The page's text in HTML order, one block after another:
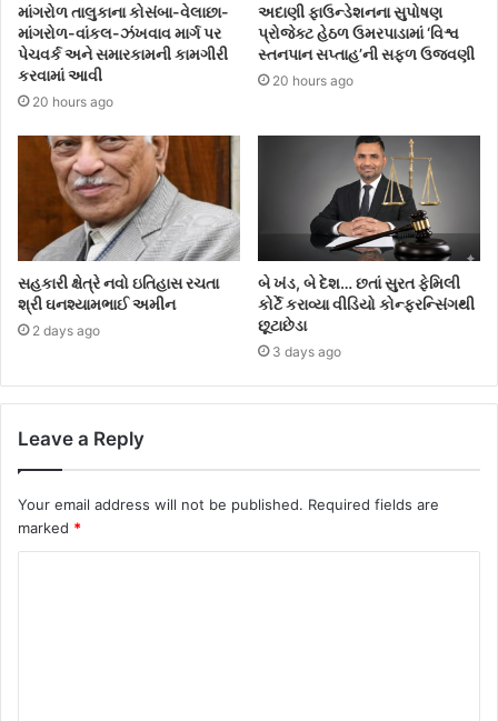
માંગરોળ તાલુકાના કોસંબા-વેલાછા-
માંગરોળ-વાંકલ-ઝંખવાવ માર્ગ પર
પેચવર્ક અને સમારકામની કામગીરી
કરવામાં આવી
20 hours ago
અદાણી ફાઉન્ડેશનના સુપોષણ
પ્રોજેક્ટ હેઠળ ઉમરપાડામાં ‘વિશ્વ
સ્તનપાન સપ્તાહ’ની સફળ ઉજવણી
20 hours ago
સહકારી ક્ષેત્રે નવો ઇતિહાસ રચતા
શ્રી ઘનશ્યામભાઈ અમીન
2 days ago
બે ખંડ, બે દેશ… છતાં સુરત ફેમિલી
કોર્ટે કરાવ્યા વીડિયો કોન્ફરન્સિંગથી
છૂટાછેડા
3 days ago
Leave a Reply
Your email address will not be published. Required fields are
marked *